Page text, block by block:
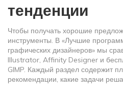
тенденции
Чтобы получать хорошие
инструменты. В «Лучшие
графических дизайнеров» мы
Illustrator, Affinity Designer и
GIMP. Каждый раздел содержит
рекомендации, какие задачи